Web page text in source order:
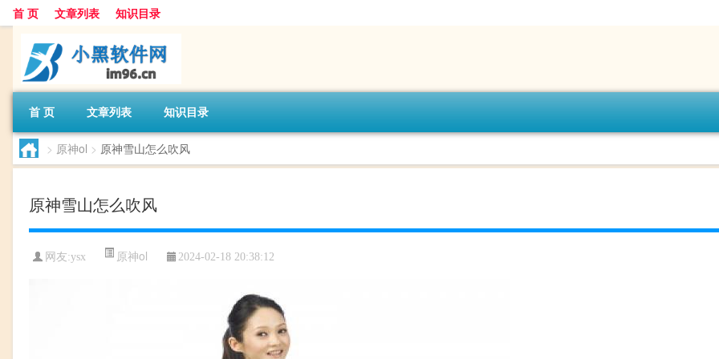
首 页 文章列表 知识目录
首 页 文章列表 知识目录
> 原神ol > 原神雪山怎么吹风
原神雪山怎么吹风
网友:ysx 原神ol 2024-02-18 20:38:12